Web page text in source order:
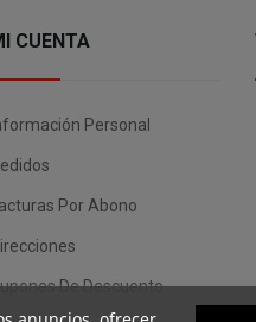
CUENTA
Personal
Por Abono
De Descuento